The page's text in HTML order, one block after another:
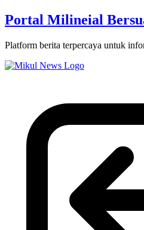
Portal Milineial
Platform berita terpercaya untuk